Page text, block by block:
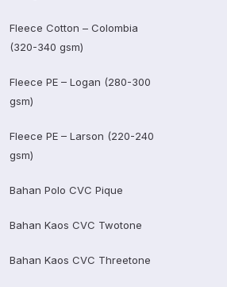
Fleece Cotton – Colombia
(320-340 gsm)
Fleece PE – Logan (280-300
gsm)
Fleece PE – Larson (220-240
gsm)
Bahan Polo CVC Pique
Bahan Kaos CVC Twotone
Bahan Kaos CVC Threetone